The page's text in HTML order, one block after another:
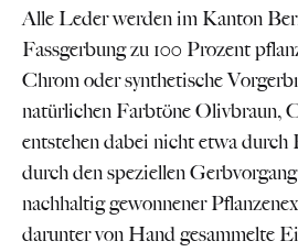
Alle Leder werden im Kanton
Fassgerbung zu 100 Prozent
Chrom oder synthetische
natürlichen Farbtöne Olivbraun,
entstehen dabei nicht etwa durch
durch den speziellen
nachhaltig gewonnener
darunter von Hand gesammelte